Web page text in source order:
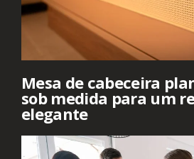
Mesa de cabeceira
sob medida para um
elegante